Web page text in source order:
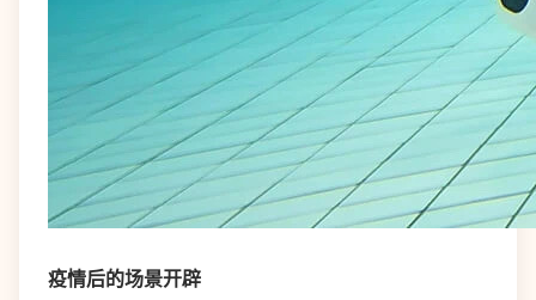
疫情后的场景开辟